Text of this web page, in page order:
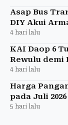
Asap Bus
DIY Akui
4 hari lalu
KAI Daop 6
Rewulu demi
4 hari lalu
Harga
pada Juli 2026
5 hari lalu